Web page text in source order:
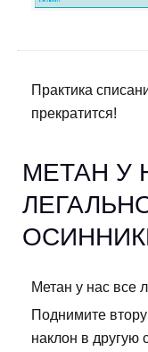
Практика
прекратится!
МЕТАН У
Метан у нас все
Поднимите
наклон в другую